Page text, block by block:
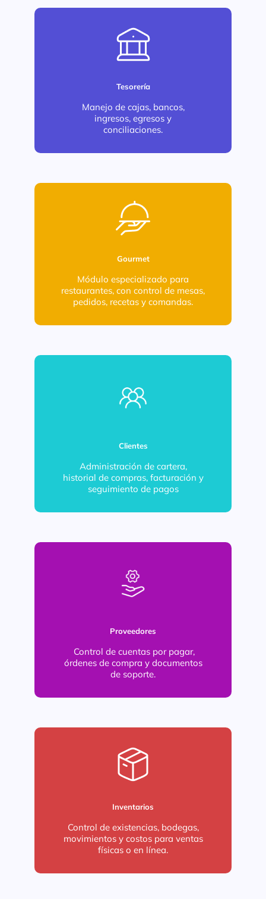
Tesorería
Manejo de cajas, bancos,
ingresos, egresos y
conciliaciones.
Gourmet
Módulo especializado para
restaurantes, con control de mesas,
pedidos, recetas y comandas.
Clientes
Administración de cartera,
historial de compras, facturación y
seguimiento de pagos
Proveedores
Control de cuentas por pagar,
órdenes de compra y documentos
de soporte.
Inventarios
Control de existencias, bodegas,
movimientos y costos para ventas
físicas o en línea.